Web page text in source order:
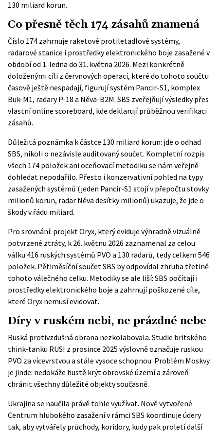
130 miliard korun.
Co přesně těch 174 zásahů znamená
Číslo 174 zahrnuje raketové protiletadlové systémy,
radarové stanice i prostředky elektronického boje zasažené v
období od 1. ledna do 31. května 2026. Mezi konkrétně
doloženými cíli z červnových operací, které do tohoto součtu
časově ještě nespadají, figurují systém Pancir-S1, komplex
Buk-M1, radary P-18 a Něva-B2M. SBS zveřejňují výsledky přes
vlastní online scoreboard, kde deklarují průběžnou verifikaci
zásahů.
Důležitá poznámka k částce 130 miliard korun: jde o odhad
SBS, nikoli o nezávisle auditovaný součet. Kompletní rozpis
všech 174 položek ani oceňovací metodiku se nám veřejně
dohledat nepodařilo. Přesto i konzervativní pohled na typy
zasažených systémů (jeden Pancir-S1 stojí v přepočtu stovky
milionů korun, radar Něva desítky milionů) ukazuje, že jde o
škody v řádu miliard.
Pro srovnání: projekt Oryx, který eviduje výhradně vizuálně
potvrzené ztráty, k 26. květnu 2026 zaznamenal za celou
válku 416 ruských systémů PVO a 130 radarů, tedy celkem 546
položek. Pětiměsíční součet SBS by odpovídal zhruba třetině
tohoto válečného celku. Metodiky se ale liší: SBS počítají i
prostředky elektronického boje a zahrnují poškozené cíle,
které Oryx nemusí evidovat.
Díry v ruském nebi, ne prázdné nebe
Ruská protivzdušná obrana nezkolabovala. Studie britského
think-tanku RUSI z prosince 2025 výslovně označuje ruskou
PVO za vícevrstvou a stále vysoce schopnou. Problém Moskvy
je jinde: nedokáže hustě krýt obrovské území a zároveň
chránit všechny důležité objekty současně.
Ukrajina se naučila právě tohle využívat. Nově vytvořené
Centrum hlubokého zasažení v rámci SBS koordinuje údery
tak, aby vytvářely průchody, koridory, kudy pak proletí další